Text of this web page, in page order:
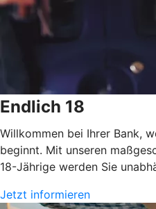
Endlich 18
Willkommen bei Ihrer Bank,
beginnt. Mit unseren
18-Jährige werden Sie
Jetzt informieren